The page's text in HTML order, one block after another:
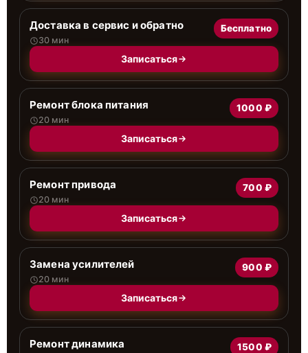
Доставка в сервис и обратно
30 мин
Бесплатно
Записаться
Ремонт блока питания
20 мин
1000 ₽
Записаться
Ремонт привода
20 мин
700 ₽
Записаться
Замена усилителей
20 мин
900 ₽
Записаться
Ремонт динамика 1500 ₽